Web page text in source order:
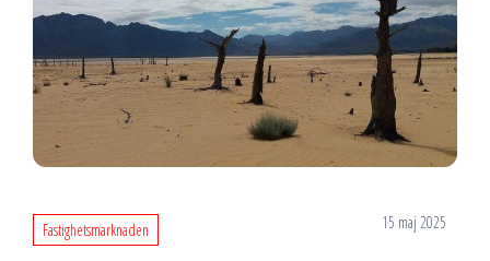
Fastighetsmarknaden 15 maj 2025